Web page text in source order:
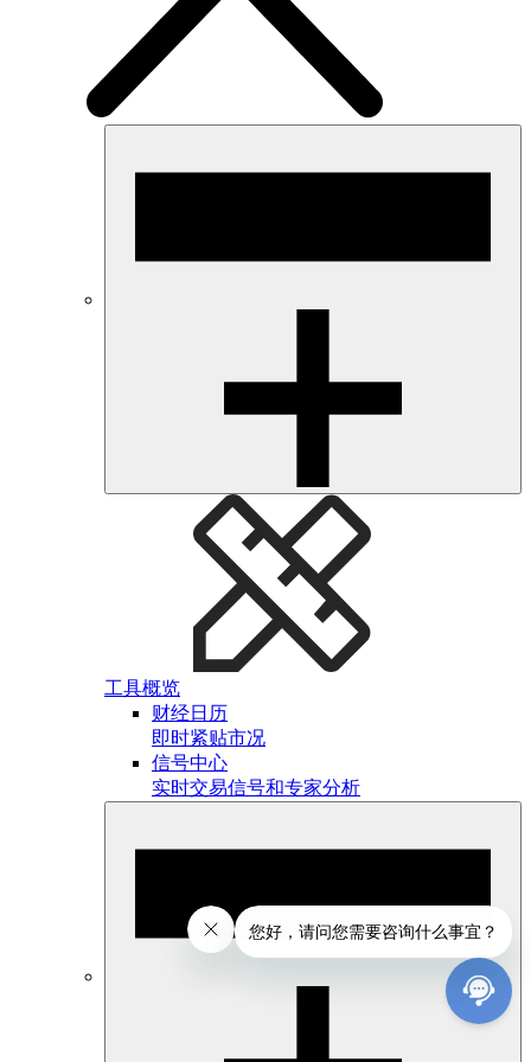
工具概览
财经日历
即时紧贴市况
信号中心
实时交易信号和专家分析